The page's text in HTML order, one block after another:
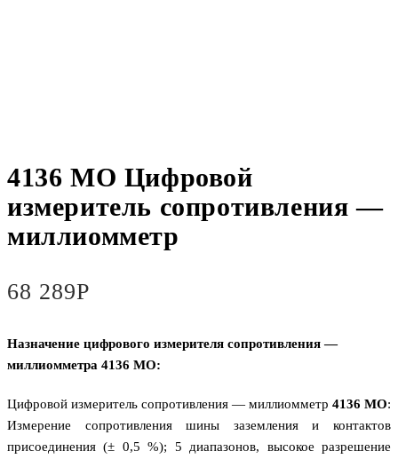
4136 MO Цифровой
измеритель сопротивления —
миллиомметр
68 289Р
Назначение цифрового измерителя сопротивления —
миллиомметра 4136 MO:
Цифровой измеритель сопротивления — миллиомметр 4136 MO:
Измерение сопротивления шины заземления и контактов
присоединения (± 0,5 %); 5 диапазонов, высокое разрешение